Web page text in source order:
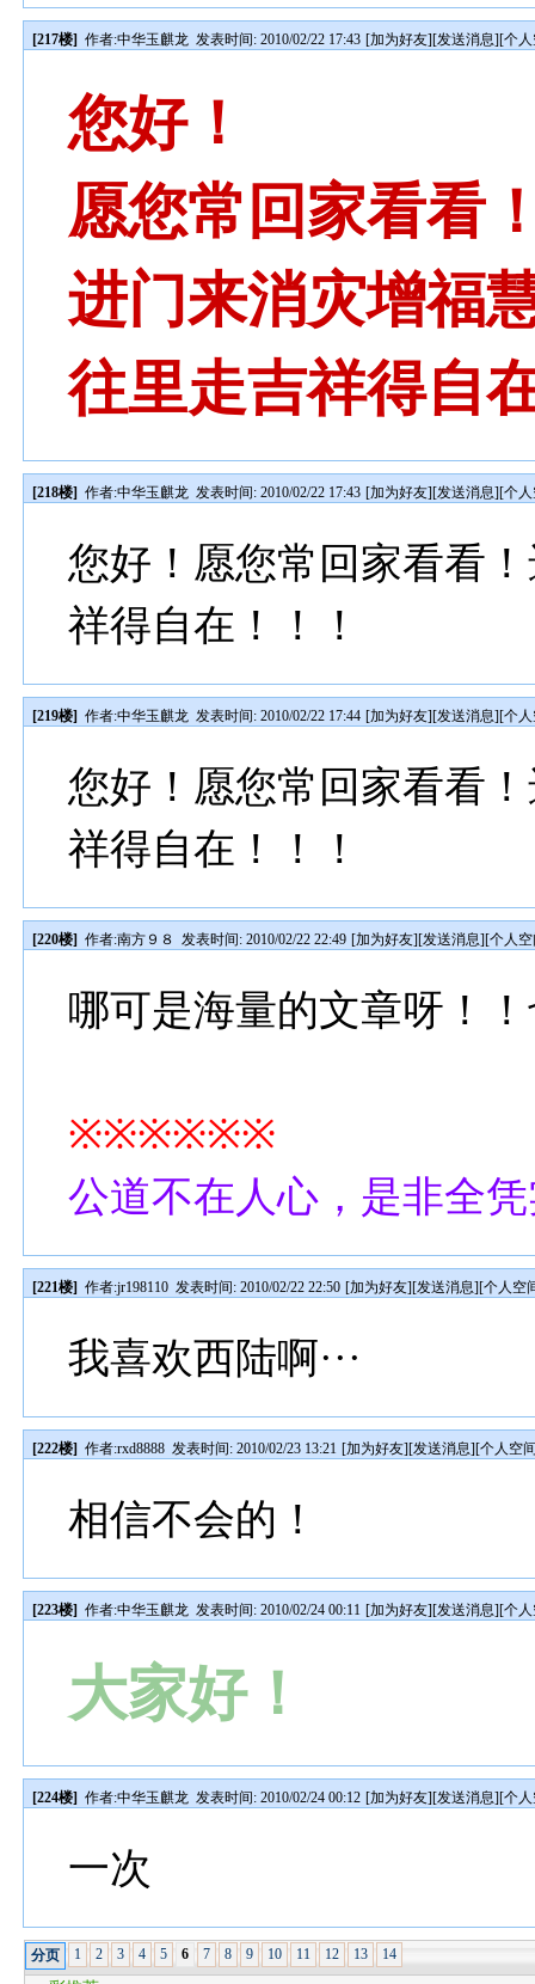
[217楼] 作者:中华玉麒龙 发表时间: 2010/02/22 17:43 [加为好友][发送消息][个
您好！
愿您常回家看看
进门来消灾增福
往里走吉祥得自
[218楼] 作者:中华玉麒龙 发表时间: 2010/02/22 17:43 [加为好友][发送消息][个
您好！愿您常回家看看
祥得自在！！！
[219楼] 作者:中华玉麒龙 发表时间: 2010/02/22 17:44 [加为好友][发送消息][个
您好！愿您常回家看看
祥得自在！！！
[220楼] 作者:南方９８ 发表时间: 2010/02/22 22:49 [加为好友][发送消息][个人
哪可是海量的文章呀！
※※※※※※
公道不在人心，是非全
[221楼] 作者:jr198110 发表时间: 2010/02/22 22:50 [加为好友][发送消息][个人空
我喜欢西陆啊···
[222楼] 作者:rxd8888 发表时间: 2010/02/23 13:21 [加为好友][发送消息][个人空
相信不会的！
[223楼] 作者:中华玉麒龙 发表时间: 2010/02/24 00:11 [加为好友][发送消息][个
大家好！
[224楼] 作者:中华玉麒龙 发表时间: 2010/02/24 00:12 [加为好友][发送消息][个
一次
分页 1 2 3 4 5 6 7 8 9 10 11 12 13 14